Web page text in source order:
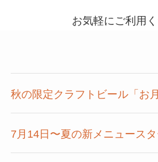
お気軽にご利用
秋の限定クラフトビール「お
7月14日〜夏の新メニュースタ